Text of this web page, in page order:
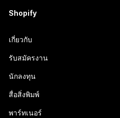
Shopify
เกี่ยวกับ
รับสมัครงาน
นักลงทุน
สื่อสิ่งพิมพ์
พาร์ทเนอร์